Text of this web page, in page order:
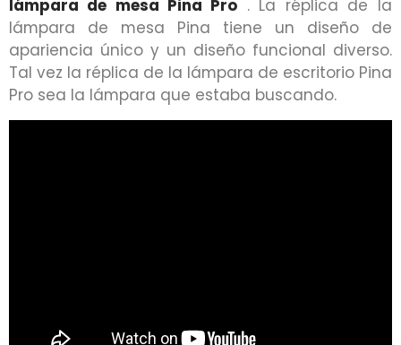
lámpara de mesa Pina Pro . La réplica de la
lámpara de mesa Pina tiene un diseño de
apariencia único y un diseño funcional diverso.
Tal vez la réplica de la lámpara de escritorio Pina
Pro sea la lámpara que estaba buscando.